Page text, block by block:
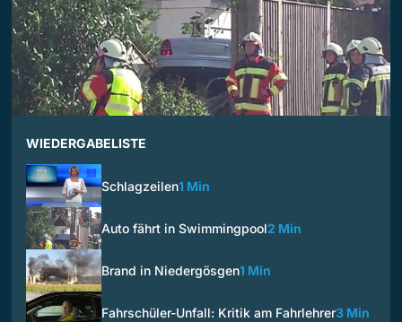
WIEDERGABELISTE
Schlagzeilen1 Min
Auto fährt in Swimmingpool2 Min
Brand in Niedergösgen1 Min
Fahrschüler-Unfall: Kritik am Fahrlehrer3 Min